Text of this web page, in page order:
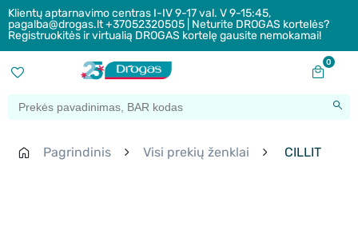
Klientų aptarnavimo centras I-IV 9-17 val. V 9-15:45,
pagalba@drogas.lt +37052320505 | Neturite DROGAS kortelės?
Registruokitės ir virtualią DROGAS kortelę gausite nemokamai!
0
Pagrindinis Visi prekių ženklai CILLIT